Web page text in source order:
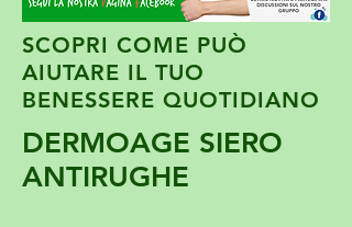
SCOPRI COME PUÒ
AIUTARE IL TUO
BENESSERE QUOTIDIANO
DERMOAGE SIERO
ANTIRUGHE